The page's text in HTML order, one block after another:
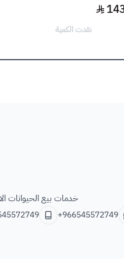
نفدت الكمية
خدمات بيع الحيوانات
+966545572749